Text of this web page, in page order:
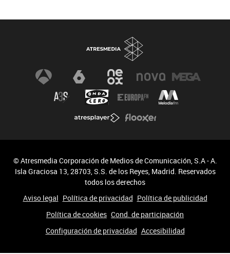
© Atresmedia Corporación de Medios de Comunicación, S.A - A.
Isla Graciosa 13, 28703, S.S. de los Reyes, Madrid. Reservados
todos los derechos
Aviso legal Política de privacidad Política de publicidad
Política de cookies Cond. de participación
Configuración de privacidad Accesibilidad